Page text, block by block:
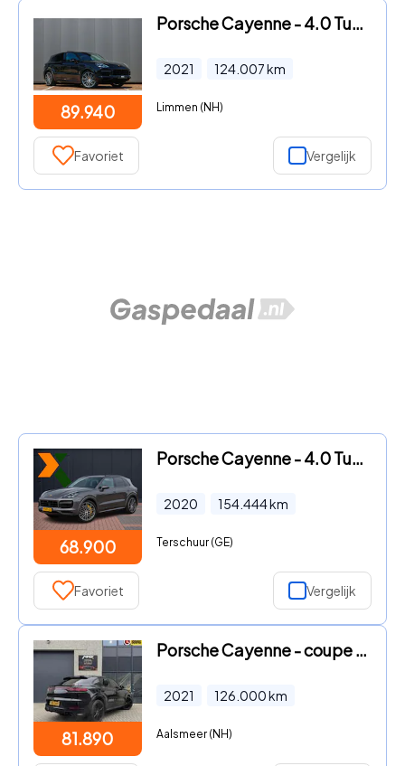
89.940
Porsche Cayenne - 4.0 Turbo S E-Hybrid | 680PK | PCCB | PDCC | PASM| Pano | Sp
2021 124.007km
Limmen (NH)
Favoriet Vergelijk
68.900
Porsche Cayenne - 4.0 Turbo S E-Hybrid 680 pk | Org NL | Carbon | Achterasbest
2020 154.444km
Terschuur (GE)
Favoriet Vergelijk
81.890
Porsche Cayenne - coupe Turbo S 4.0 E-Hybrid| BURMESTER
2021 126.000km
Aalsmeer (NH)